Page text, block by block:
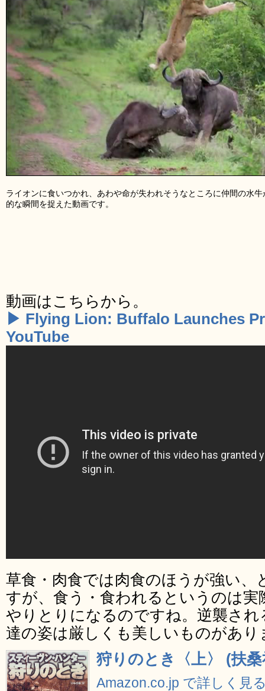
ライオンに食いつかれ、あわや命が失われそうなところに仲間の水
的な瞬間を捉えた動画です。
動画はこちらから。
▶ Flying Lion: Buffalo Launches
YouTube
草食・肉食では肉食のほうが強い
すが、食う・食われるというのは
やりとりになるのですね。逆襲され
達の姿は厳しくも美しいものがあり
狩りのとき〈上〉 (扶
Amazon.co.jp で詳しく見